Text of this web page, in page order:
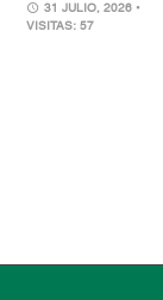
31 JULIO, 2026 •
VISITAS: 57